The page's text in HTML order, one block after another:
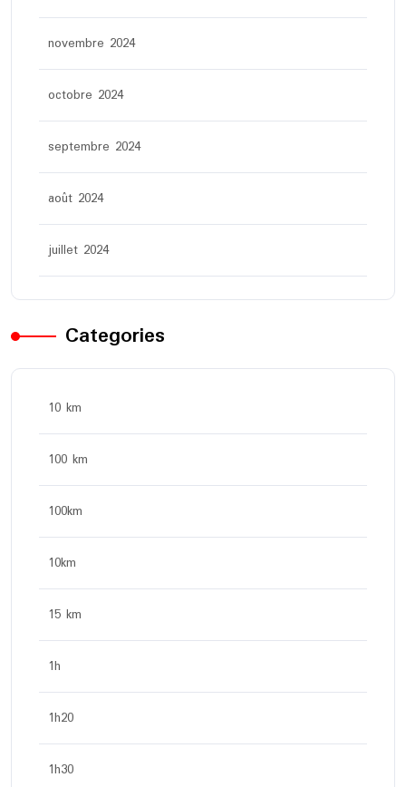
novembre 2024
octobre 2024
septembre 2024
août 2024
juillet 2024
Categories
10 km
100 km
100km
10km
15 km
1h
1h20
1h30